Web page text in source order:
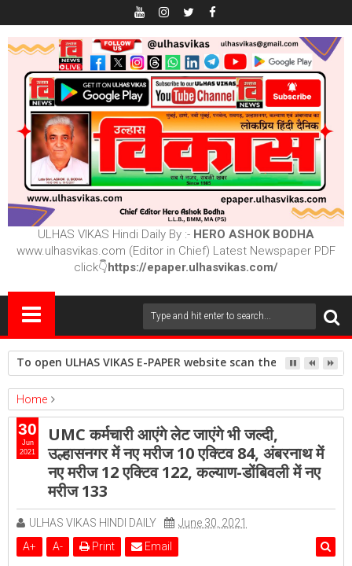
ULHAS VIKAS Hindi Daily By :- HERO ASHOK BODHA
www.ulhasvikas.com (Editor in Chief) Latest Newspaper PDF
click👇https://epaper.ulhasvikas.com/
To open ULHAS VIKAS E-PAPER website scan the QR
Home
ambernath
Featured kalyan
ulhasnagar
UMC कर्मचारी आएंगे लेट जाएंगे भी जल्दी, उल्हासनगर में नए मरीज 10 एक्टिव 84,
अंबरनाथ में नए मरीज 12 एक्टिव 122, कल्याण-डोंबिवली में नए मरीज 133
UMC कर्मचारी आएंगे लेट जाएंगे भी जल्दी,
उल्हासनगर में नए मरीज 10 एक्टिव 84, अंबरनाथ में
नए मरीज 12 एक्टिव 122, कल्याण-डोंबिवली में नए
मरीज 133
ULHAS VIKAS HINDI DAILY
June 30, 2021
A+ A- Print Email
30
Jun
2021